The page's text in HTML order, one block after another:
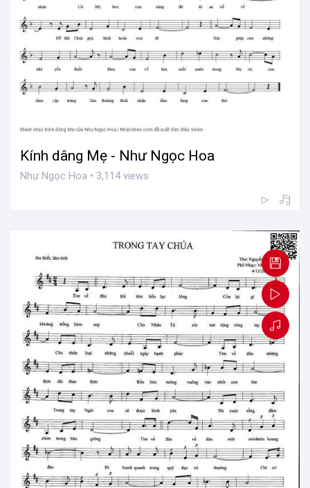
Kính dâng Mẹ - Như Ngọc Hoa
Như Ngọc Hoa • 3,114 views